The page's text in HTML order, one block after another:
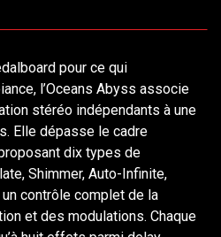
pour ce qui
l’Oceans Abyss associe
stéréo indépendants à une
Elle dépasse le cadre
dix types de
Shimmer, Auto-Infinite,
contrôle complet de la
et des modulations. Chaque